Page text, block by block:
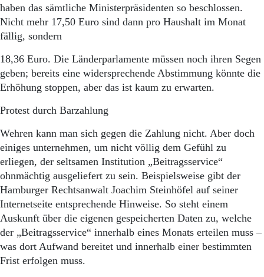
haben das sämtliche Ministerpräsidenten so beschlossen.
Nicht mehr 17,50 Euro sind dann pro Haushalt im Monat
fällig, sondern
18,36 Euro. Die Länderparlamente müssen noch ihren Segen
geben; bereits eine widersprechende Abstimmung könnte die
Erhöhung stoppen, aber das ist kaum zu erwarten.
Protest durch Barzahlung
Wehren kann man sich gegen die Zahlung nicht. Aber doch
einiges unternehmen, um nicht völlig dem Gefühl zu
erliegen, der seltsamen Institution „Beitragsservice“
ohnmächtig ausgeliefert zu sein. Beispielsweise gibt der
Hamburger Rechtsanwalt Joachim Steinhöfel auf seiner
Internetseite entsprechende Hinweise. So steht einem
Auskunft über die eigenen gespeicherten Daten zu, welche
der „Beitragsservice“ innerhalb eines Monats erteilen muss –
was dort Aufwand bereitet und innerhalb einer bestimmten
Frist erfolgen muss.